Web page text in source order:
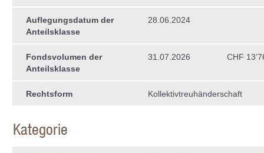
Auflegungsdatum der
Anteilsklasse
28.06.2024
Fondsvolumen der
Anteilsklasse
31.07.2026 CHF
Rechtsform Kollektivtreuhän­derschaft
Kategorie